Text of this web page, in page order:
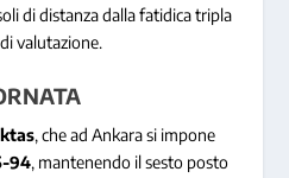
di distanza dalla fatidica tripla
valutazione.
, che ad Ankara si impone
94, mantenendo il sesto posto